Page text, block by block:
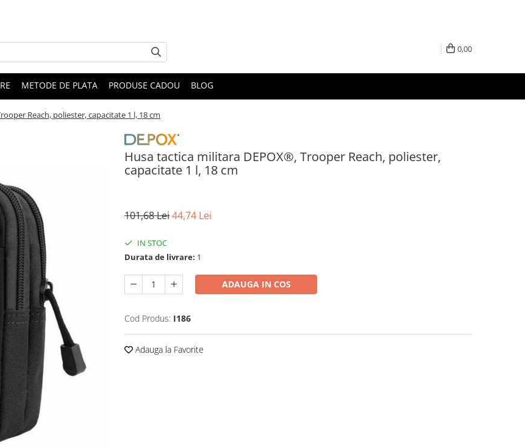
0,00
METODE DE PLATA PRODUSE CADOU BLOG
Reach, poliester, capacitate 1 l, 18 cm
Husa tactica militara DEPOX®, Trooper Reach, poliester,
capacitate 1 l, 18 cm
101,68 Lei44,74 Lei
IN STOC
Durata de livrare: 1
ADAUGA IN COS
Cod Produs: I186
Adauga la Favorite